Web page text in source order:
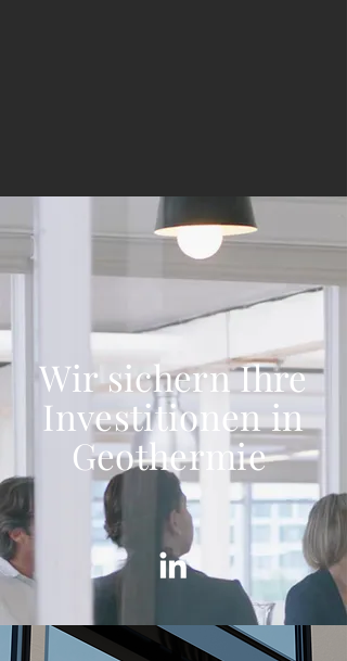
Wir sichern Ihre
Investitionen in
Geothermie